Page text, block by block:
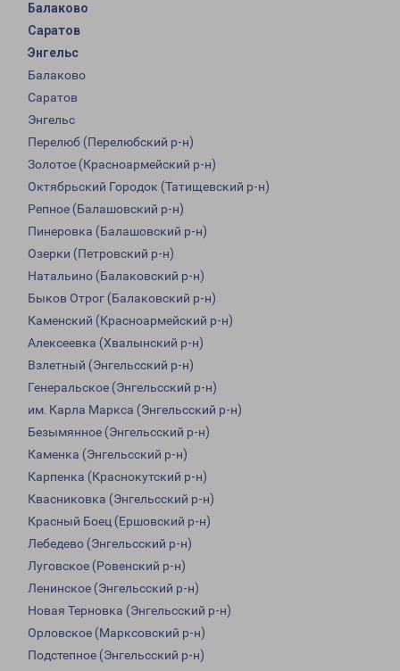
Балаково
Саратов
Энгельс
Балаково
Саратов
Энгельс
Перелюб (Перелюбский р-н)
Золотое (Красноармейский р-н)
Октябрьский Городок (Татищевский р-н)
Репное (Балашовский р-н)
Пинеровка (Балашовский р-н)
Озерки (Петровский р-н)
Натальино (Балаковский р-н)
Быков Отрог (Балаковский р-н)
Каменский (Красноармейский р-н)
Алексеевка (Хвалынский р-н)
Взлетный (Энгельсский р-н)
Генеральское (Энгельсский р-н)
им. Карла Маркса (Энгельсский р-н)
Безымянное (Энгельсский р-н)
Каменка (Энгельсский р-н)
Карпенка (Краснокутский р-н)
Квасниковка (Энгельсский р-н)
Красный Боец (Ершовский р-н)
Лебедево (Энгельсский р-н)
Луговское (Ровенский р-н)
Ленинское (Энгельсский р-н)
Новая Терновка (Энгельсский р-н)
Орловское (Марксовский р-н)
Подстепное (Энгельсский р-н)